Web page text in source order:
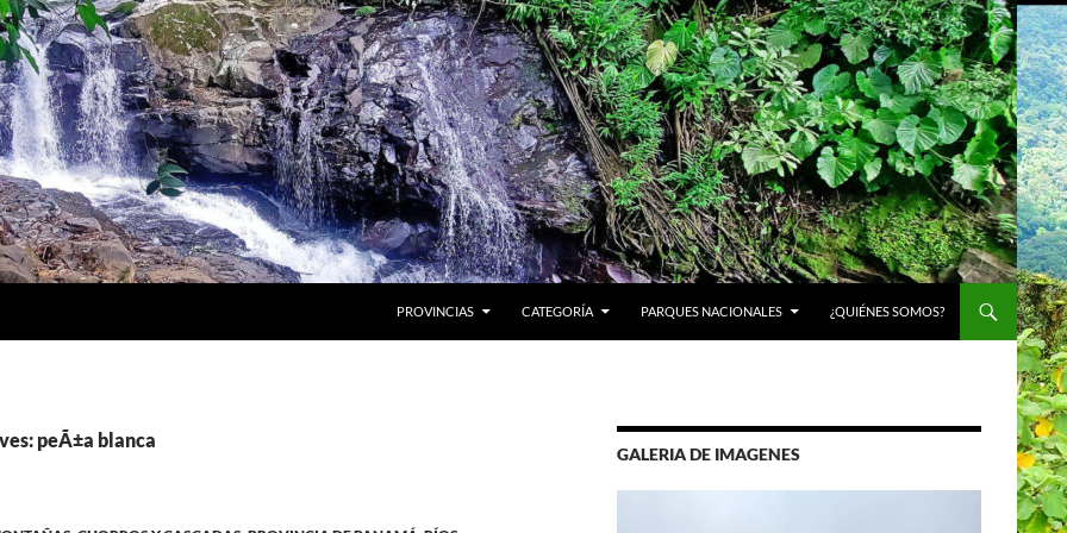
PROVINCIAS CATEGORÍA PARQUES NACIONALES ¿QUIÉNES SOMOS?
peÃ±a blanca
GALERIA DE IMAGENES